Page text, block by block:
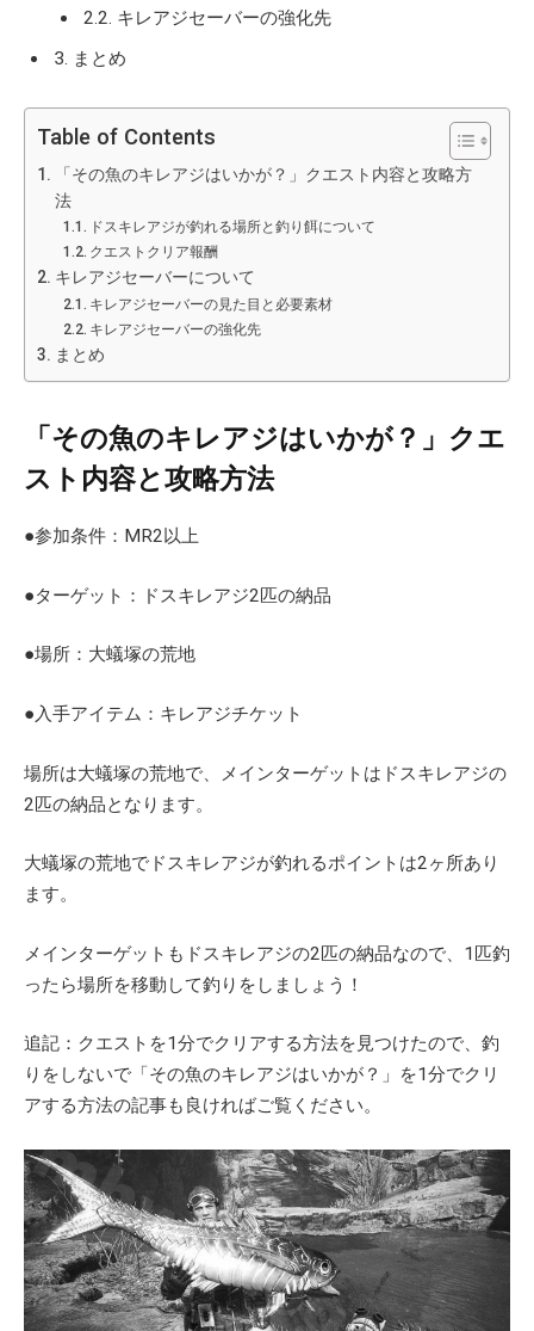
2.2. キレアジセーバーの強化先
3. まとめ
Table of Contents
「その魚のキレアジはいかが？」クエスト内容と攻略方
法
ドスキレアジが釣れる場所と釣り餌について
クエストクリア報酬
キレアジセーバーについて
キレアジセーバーの見た目と必要素材
キレアジセーバーの強化先
まとめ
「その魚のキレアジはいかが？」クエ
スト内容と攻略方法
●参加条件：MR2以上
●ターゲット：ドスキレアジ2匹の納品
●場所：大蟻塚の荒地
●入手アイテム：キレアジチケット
場所は大蟻塚の荒地で、メインターゲットはドスキレアジの
2匹の納品となります。
大蟻塚の荒地でドスキレアジが釣れるポイントは2ヶ所あり
ます。
メインターゲットもドスキレアジの2匹の納品なので、1匹釣
ったら場所を移動して釣りをしましょう！
追記：クエストを1分でクリアする方法を見つけたので、釣
りをしないで「その魚のキレアジはいかが？」を1分でクリ
アする方法の記事も良ければご覧ください。